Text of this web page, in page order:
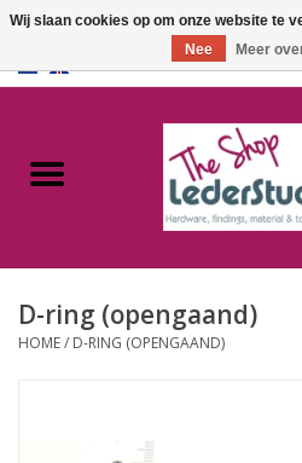
Catalogus
FAQ
D-ring (opengaand)
HOME/ D-RING (OPENGAAND)
Wij slaan cookies op om onze website te
Nee
Meer